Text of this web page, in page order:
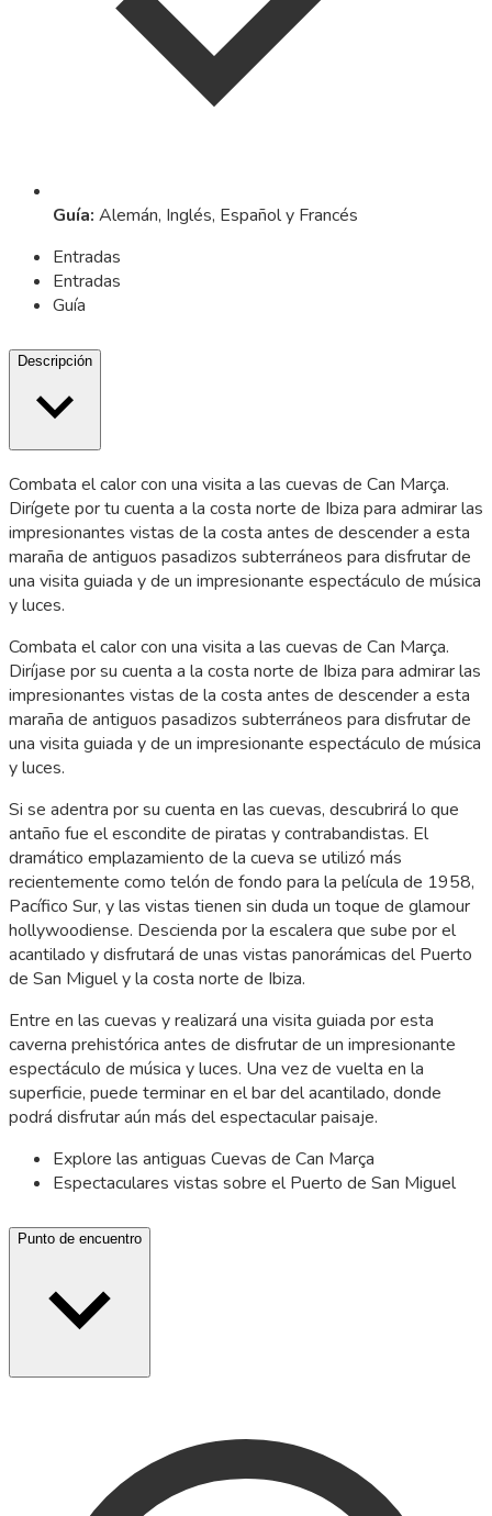
Guía: Alemán, Inglés, Español y Francés
Entradas
Entradas
Guía
Descripción
Combata el calor con una visita a las cuevas de Can Marça.
Dirígete por tu cuenta a la costa norte de Ibiza para admirar las
impresionantes vistas de la costa antes de descender a esta
maraña de antiguos pasadizos subterráneos para disfrutar de
una visita guiada y de un impresionante espectáculo de música
y luces.
Combata el calor con una visita a las cuevas de Can Marça.
Diríjase por su cuenta a la costa norte de Ibiza para admirar las
impresionantes vistas de la costa antes de descender a esta
maraña de antiguos pasadizos subterráneos para disfrutar de
una visita guiada y de un impresionante espectáculo de música
y luces.
Si se adentra por su cuenta en las cuevas, descubrirá lo que
antaño fue el escondite de piratas y contrabandistas. El
dramático emplazamiento de la cueva se utilizó más
recientemente como telón de fondo para la película de 1958,
Pacífico Sur, y las vistas tienen sin duda un toque de glamour
hollywoodiense. Descienda por la escalera que sube por el
acantilado y disfrutará de unas vistas panorámicas del Puerto
de San Miguel y la costa norte de Ibiza.
Entre en las cuevas y realizará una visita guiada por esta
caverna prehistórica antes de disfrutar de un impresionante
espectáculo de música y luces. Una vez de vuelta en la
superficie, puede terminar en el bar del acantilado, donde
podrá disfrutar aún más del espectacular paisaje.
Explore las antiguas Cuevas de Can Marça
Espectaculares vistas sobre el Puerto de San Miguel
Punto de encuentro